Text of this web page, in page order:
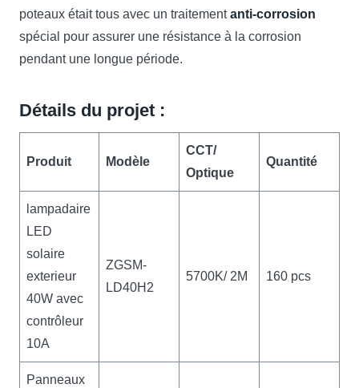
poteaux était tous avec un traitementanti-corrosion
spécial pour assurer une résistance à la corrosion
pendant une longue période.
Détails du projet :
Produit Modèle
CCT/
Optique
Quantité
lampadaire
LED
solaire
exterieur
40W avec
contrôleur
10A
ZGSM-
LD40H2
5700K/ 2M 160 pcs
Panneaux